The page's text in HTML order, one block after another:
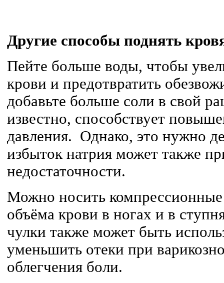
Другие способы поднять
Пейте больше воды, чтобы
крови и предотвратить
добавьте больше соли в свой
известно, способствует
давления. Однако, это нужно
избыток натрия может также
недостаточности.
Можно носить
объёма крови в ногах и в
чулки также может быть
уменьшить отеки при
облегчения боли.